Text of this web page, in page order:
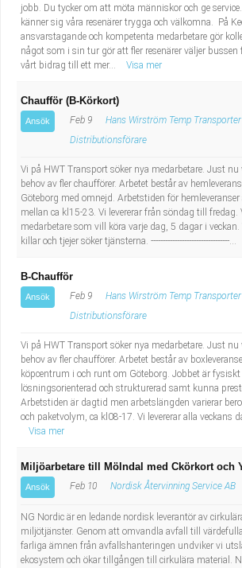
jobb. Du tycker om att möta människor och ge
känner sig våra resenärer trygga och välkomna. På
ansvarstagande och kompetenta medarbetare gör
något som i sin tur gör att fler resenärer väljer bussen
vårt bidrag till ett mer...
Visa mer
Chaufför (B-Körkort)
Ansök Feb 9
Hans Wirström Temp Transporter
Distributionsförare
Vi på HWT Transport söker nya medarbetare. Just nu
behov av fler chaufförer. Arbetet består av
Göteborg med omnejd. Arbetstiden för
mellan ca kl15-23. Vi levererar från söndag till fredag.
medarbetare som vill köra varje dag, 5 dagar i
killar och tjejer söker tjänsterna. ---------------------------------...
B-Chaufför
Ansök Feb 9
Hans Wirström Temp Transporter
Distributionsförare
Vi på HWT Transport söker nya medarbetare. Just nu
behov av fler chaufförer. Arbetet består av
köpcentrum i och runt om Göteborg. Jobbet är
lösningsorienterad och strukturerad samt kunna
Arbetstiden är dagtid men arbetslängden varierar
och paketvolym, ca kl08-17. Vi levererar alla veckans
Visa mer
Miljöarbetare till Mölndal med Ckörkort och
Ansök Feb 10 Nordisk Återvinning Service AB
NG Nordic är en ledande nordisk leverantör av
miljötjänster. Genom att omvandla avfall till
farliga ämnen från avfallshanteringen undviker vi
ekosystem och ökar tillgången till cirkulära material.